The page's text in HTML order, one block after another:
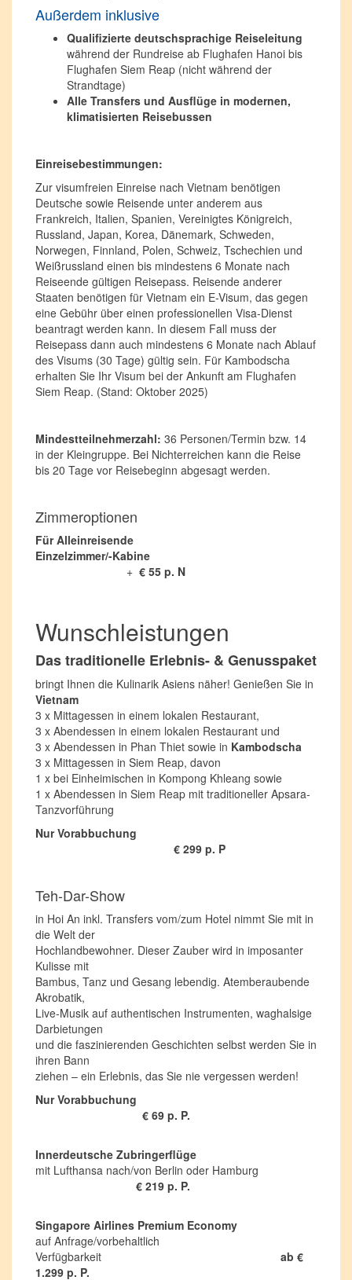
Außerdem inklusive
Qualifizierte deutschsprachige Reiseleitung
während der Rundreise ab Flughafen Hanoi bis
Flughafen Siem Reap (nicht während der
Strandtage)
Alle Transfers und Ausflüge in modernen,
klimatisierten Reisebussen
Einreisebestimmungen:
Zur visumfreien Einreise nach Vietnam benötigen
Deutsche sowie Reisende unter anderem aus
Frankreich, Italien, Spanien, Vereinigtes Königreich,
Russland, Japan, Korea, Dänemark, Schweden,
Norwegen, Finnland, Polen, Schweiz, Tschechien und
Weißrussland einen bis mindestens 6 Monate nach
Reiseende gültigen Reisepass. Reisende anderer
Staaten benötigen für Vietnam ein E-Visum, das gegen
eine Gebühr über einen professionellen Visa-Dienst
beantragt werden kann. In diesem Fall muss der
Reisepass dann auch mindestens 6 Monate nach Ablauf
des Visums (30 Tage) gültig sein. Für Kambodscha
erhalten Sie Ihr Visum bei der Ankunft am Flughafen
Siem Reap. (Stand: Oktober 2025)
Mindestteilnehmerzahl: 36 Personen/Termin bzw. 14
in der Kleingruppe. Bei Nichterreichen kann die Reise
bis 20 Tage vor Reisebeginn abgesagt werden.
Zimmeroptionen
Für Alleinreisende
Einzelzimmer/-Kabine
+ € 55 p. N
Wunschleistungen
Das traditionelle Erlebnis- & Genusspaket
bringt Ihnen die Kulinarik Asiens näher! Genießen Sie in
Vietnam
3 x Mittagessen in einem lokalen Restaurant,
3 x Abendessen in einem lokalen Restaurant und
3 x Abendessen in Phan Thiet sowie in Kambodscha
3 x Mittagessen in Siem Reap, davon
1 x bei Einheimischen in Kompong Khleang sowie
1 x Abendessen in Siem Reap mit traditioneller Apsara-
Tanzvorführung
Nur Vorabbuchung
€ 299 p. P
Teh-Dar-Show
in Hoi An inkl. Transfers vom/zum Hotel nimmt Sie mit in
die Welt der
Hochlandbewohner. Dieser Zauber wird in imposanter
Kulisse mit
Bambus, Tanz und Gesang lebendig. Atemberaubende
Akrobatik,
Live-Musik auf authentischen Instrumenten, waghalsige
Darbietungen
und die faszinierenden Geschichten selbst werden Sie in
ihren Bann
ziehen – ein Erlebnis, das Sie nie vergessen werden!
Nur Vorabbuchung
€ 69 p. P.
Innerdeutsche Zubringerflüge
mit Lufthansa nach/von Berlin oder Hamburg
€ 219 p. P.
Singapore Airlines Premium Economy
auf Anfrage/vorbehaltlich
Verfügbarkeit ab €
1.299 p. P.